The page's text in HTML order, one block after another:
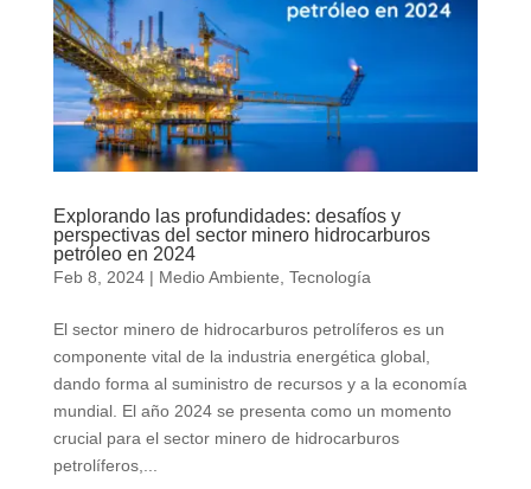
Explorando las profundidades: desafíos y
perspectivas del sector minero hidrocarburos
petróleo en 2024
Feb 8, 2024| Medio Ambiente Tecnología
El sector minero de hidrocarburos petrolíferos es un
componente vital de la industria energética global,
dando forma al suministro de recursos y a la economía
mundial. El año 2024 se presenta como un momento
crucial para el sector minero de hidrocarburos
petrolíferos,...